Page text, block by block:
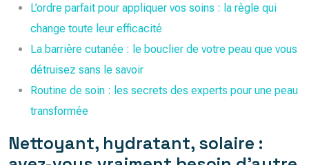
L’ordre parfait pour appliquer vos soins : la règle qui
change toute leur efficacité
La barrière cutanée : le bouclier de votre peau que vous
détruisez sans le savoir
Routine de soin : les secrets des experts pour une peau
transformée
Nettoyant, hydratant, solaire :